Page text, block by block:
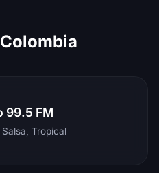
99.5 FM
Tropical